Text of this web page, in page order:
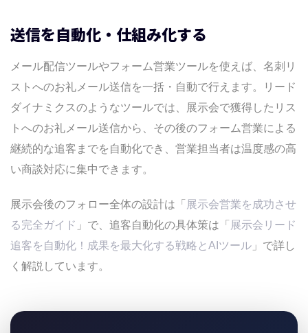
送信を自動化・仕組み化する
メール配信ツールやフォーム営業ツールを使えば、名刺リ
ストへのお礼メール送信を一括・自動で行えます。リード
ダイナミクスのようなツールでは、展示会で獲得したリス
トへのお礼メール送信から、その後のフォーム営業による
継続的な追客までを自動化でき、営業担当者は温度感の高
い商談対応に集中できます。
展示会後のフォロー全体の設計は「 展示会営業を成功させ
る完全ガイド 」で、追客自動化の具体策は「 展示会リード
追客を自動化！成果を最大化する戦略とAIツール 」で詳し
く解説しています。